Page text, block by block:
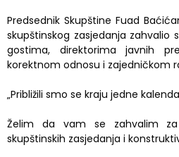
Predsednik Skupštine Fuad
skupštinskog zasjedanja
gostima, direktorima javnih
korektnom odnosu i zajedničkom
„Približili smo se kraju jedne
Želim da vam se zahvalim
skupštinskih zasjedanja i